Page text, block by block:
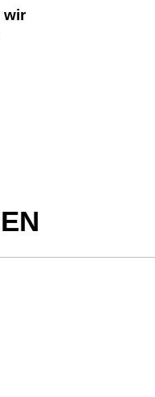
wir